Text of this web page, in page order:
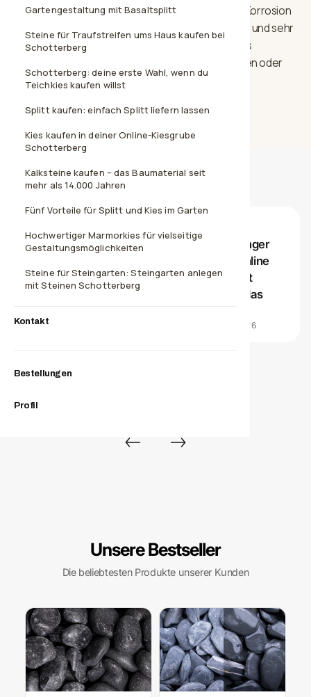
Gartengestaltung mit Basaltsplitt
Steine für Traufstreifen ums Haus kaufen bei
Schotterberg
Schotterberg: deine erste Wahl, wenn du
Teichkies kaufen willst
Splitt kaufen: einfach Splitt liefern lassen
Kies kaufen in deiner Online-Kiesgrube
Schotterberg
Kalksteine kaufen – das Baumaterial seit
mehr als 14.000 Jahren
Fünf Vorteile für Splitt und Kies im Garten
Hochwertiger Marmorkies für vielseitige
Gestaltungsmöglichkeiten
Steine für Steingarten: Steingarten anlegen
mit Steinen Schotterberg
Kontakt
Bestellungen
Profil
bräunliche Anteile enthalten sein, dies ist auf die Korrosion
zurückzuführen und rein natürlich. Extrem sauber und sehr
edel in der Wirkung. Es ist ein reiner Naturstein aus
Kalkstein. Ausgelegt erinnert er an Schneebrocken oder
Eisstücke im Garten.
Bewertungen unserer Kunden
Ich fand es angenehm, nicht erst mit Anhänger
zum Baustoffhändler fahren zu müssen. Online
ausgesucht, bestellt und bis vor die Einfahrt
geliefert. Für Privatleute mit wenig Zeit ist das
VERIFIZIERTER KAUF · TRUSTED SHOPS · 06.07.2026
Unsere Bestseller
Die beliebtesten Produkte unserer Kunden
nass trocken nass trocken